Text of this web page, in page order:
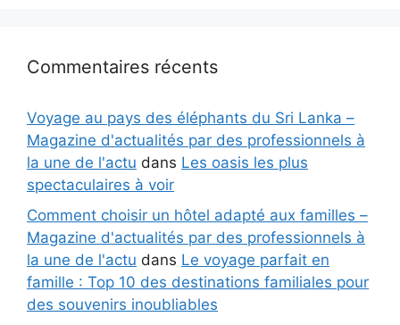
Commentaires récents
Voyage au pays des éléphants du Sri Lanka –
Magazine d'actualités par des professionnels à
la une de l'actu dans Les oasis les plus
spectaculaires à voir
Comment choisir un hôtel adapté aux familles –
Magazine d'actualités par des professionnels à
la une de l'actu dans Le voyage parfait en
famille : Top 10 des destinations familiales pour
des souvenirs inoubliables